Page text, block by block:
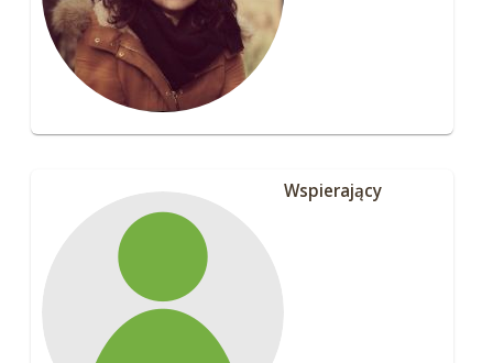
Wspierający